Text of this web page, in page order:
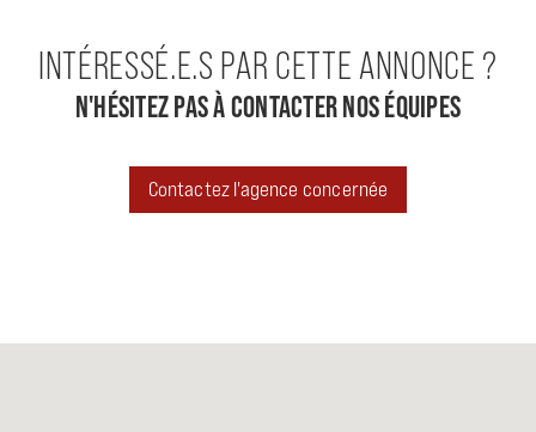
N'HÉSITEZ PAS À CONTACTER NOS ÉQUIPES
INTÉRESSÉ.E.S PAR CETTE ANNONCE ?
Contactez l'agence concernée